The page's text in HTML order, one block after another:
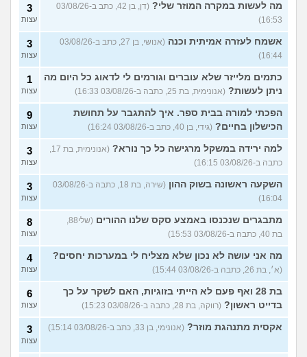
מה לעשות במקרה המוזר שלי?
(דן, בן 42, כתב ב-03/08/26
16:53)
3
עצות
אשמח לעזרה אמיתית וכנה
(אנושי, בן 27, כתב ב-03/08/26
16:44)
3
עצות
כתמים מלייזר שלא עוברים וגורמים לי לדאוג כל היום מה
ניתן לעשות? (אנונימית, בת 25, כתבה ב-03/08/26 16:33)
1
עצות
הפכתי למורה בבית ספר. איך להתגבר על תחושת
הכישלון בחיים? (גידי, בן 40, כתב ב-03/08/26 16:24)
9
עצות
למה ירידה במשקל מרגישה כל כך נורא?
(אנונימית, בת 17,
כתבה ב-03/08/26 16:15)
3
עצות
השקעה ראשונה בשוק ההון
(שירה, בת 18, כתבה ב-03/08/26
16:04)
3
עצות
מתבגרים שנכנסו באמצע סקס שלנו ההורים
(שלי88,
בת 40, כתבה ב-03/08/26 15:53)
8
עצות
מה אני עושה לא נכון שלא מצליח לי במערכות יחסים?
(א׳, בת 26, כתבה ב-03/08/26 15:44)
4
עצות
בת 28 ואף פעם לא הייתי בזוגיות, האם לשקר על כך
בדייט ראשון? (רווקה, בת 28, כתבה ב-03/08/26 15:23)
6
עצות
אקסית מתנהגת מוזר? (אנונימי, בן 33, כתב ב-03/08/26 15:14) 3
עצות